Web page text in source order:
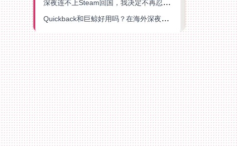
深夜连不上Steam回国，我决定不再忍受这数字鸿沟
Quickback和巨鲸好用吗？在海外深夜想刷B站、追爱奇艺的你，或许正需要这份答案